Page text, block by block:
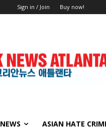
Sign in / Join Buy now!
NEWS ASIAN HATE